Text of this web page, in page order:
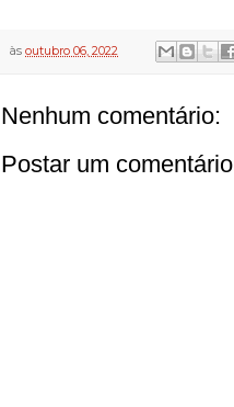
às outubro 06, 2022
Nenhum comentário:
Postar um comentário